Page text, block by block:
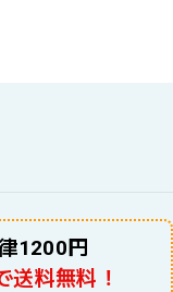
1200円
送料無料！